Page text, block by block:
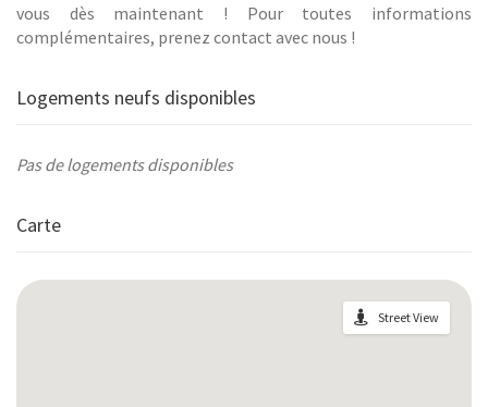
vous dès maintenant ! Pour toutes informations
complémentaires, prenez contact avec nous !
Logements neufs disponibles
Pas de logements disponibles
Carte
Street View